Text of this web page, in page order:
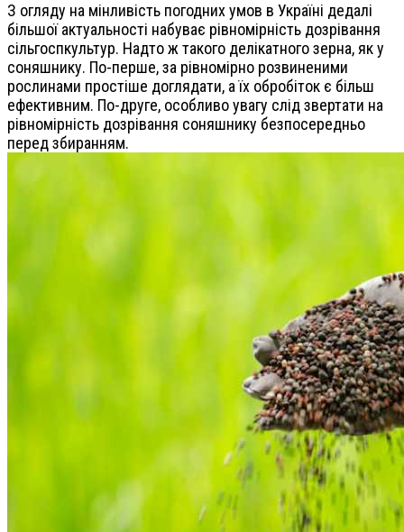
З огляду на мінливість погодних умов в Україні дедалі
більшої актуальності набуває рівномірність дозрівання
сільгоспкультур. Надто ж такого делікатного зерна, як у
соняшнику. По-перше, за рівномірно розвиненими
рослинами простіше доглядати, а їх обробіток є більш
ефективним. По-друге, особливо увагу слід звертати на
рівномірність дозрівання соняшнику безпосередньо
перед збиранням.